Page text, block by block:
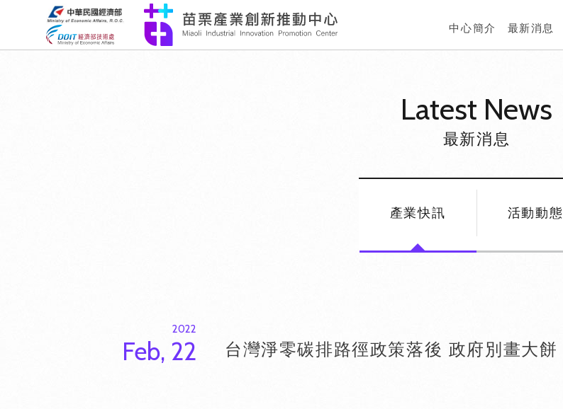
中心簡介 最新消息
Latest News
最新消息
產業快訊 活動動態
2022
Feb, 22 台灣淨零碳排路徑政策落後 政府別畫大餅